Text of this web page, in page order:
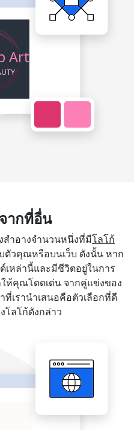
ากที่อื่น
สำอางจำนวนหนึ่งที่มีโลโก้
ตัวคุณหรือบนเว็บ ดังนั้น หาก
หล่านี้และมีชีวิตอยู่ในการ
ห้คุณโดดเด่น จากคู่แข่งของ
เรานำเสนอคือตัวเลือกที่ดี
โลโก้ดังกล่าว